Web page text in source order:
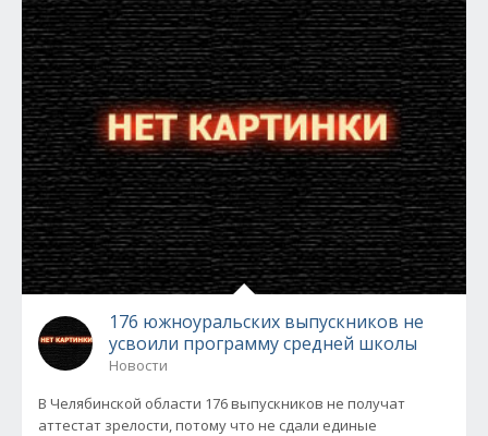
176 южноуральских выпускников не
усвоили программу средней школы
Новости
В Челябинской области 176 выпускников не получат
аттестат зрелости, потому что не сдали единые